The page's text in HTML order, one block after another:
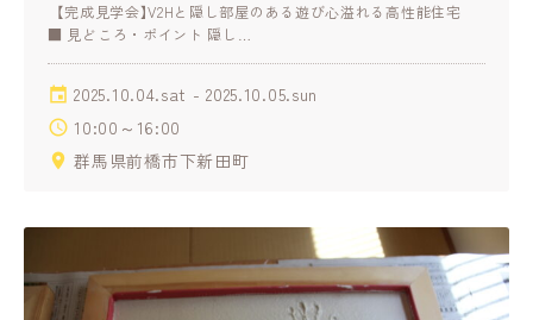
【完成見学会】V2Hと隠し部屋のある遊び心溢れる高性能住宅
■ 見どころ・ポイント 隠し…
2025.10.04.sat - 2025.10.05.sun
10:00～16:00
群馬県前橋市下新田町